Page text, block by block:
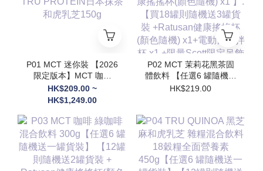
P01 MCT 迷你裝 【2026
限定版本】MCT 咖啡
100g+ TRU QUINOA黑
芝麻和虎乳芝150g+
和虎乳芝150g
HK$209.00 ~
HK$1,249.00
P02 MCT 茉莉花黑茶固
體飲料 【任選6 罐隨機送
一罐貨裝】 . 【12罐則隨
】.【買18罐則隨機送3罐
貨裝 +Ratusan健康搖搖
杯(顏色隨機) x1+電動自
攪拌杯 x1 +限量Scott限
定吊飾(隨機顏色) x1】
HK$219.00